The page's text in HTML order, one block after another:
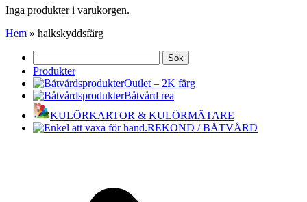
Inga produkter i varukorgen.
Hem » halkskyddsfärg
efter:
Produkter
Outlet – 2K färg
Båtvård rea
KULÖRKARTOR & KULÖRMÄTARE
REKOND / BÅTVÅRD